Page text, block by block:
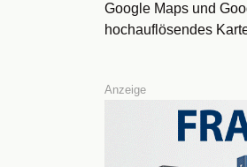
Google Maps und
hochauflösendes
Anzeige